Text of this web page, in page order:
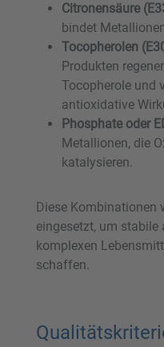
Citronensäure
bindet
Tocopherolen
Produkten
Tocopherole und
antioxidative
Phosphate oder
Metallionen, die
katalysieren.
Diese Kombinationen
eingesetzt, um
komplexen
schaffen.